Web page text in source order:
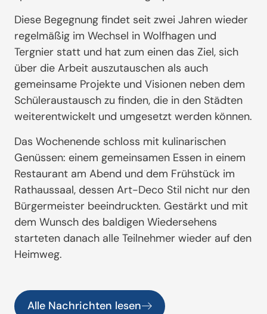
Diese Begegnung findet seit zwei Jahren wieder
regelmäßig im Wechsel in Wolfhagen und
Tergnier statt und hat zum einen das Ziel, sich
über die Arbeit auszutauschen als auch
gemeinsame Projekte und Visionen neben dem
Schüleraustausch zu finden, die in den Städten
weiterentwickelt und umgesetzt werden können.
Das Wochenende schloss mit kulinarischen
Genüssen: einem gemeinsamen Essen in einem
Restaurant am Abend und dem Frühstück im
Rathaussaal, dessen Art-Deco Stil nicht nur den
Bürgermeister beeindruckten. Gestärkt und mit
dem Wunsch des baldigen Wiedersehens
starteten danach alle Teilnehmer wieder auf den
Heimweg.
Alle Nachrichten lesen